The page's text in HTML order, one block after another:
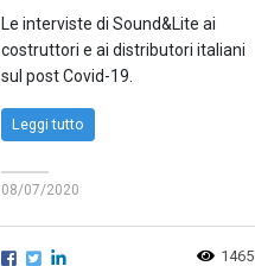
Le interviste di Sound&Lite ai
costruttori e ai distributori italiani
sul post Covid-19.
Leggi tutto
08/07/2020
1465